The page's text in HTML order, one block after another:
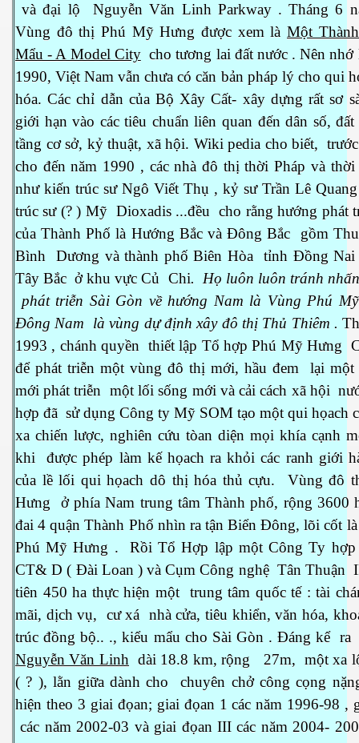
và đại lộ Nguyễn Văn Linh Parkway . Tháng 6
Vùng đô thị Phú Mỹ Hưng được xem là Một
Mẩu - A Model Citycho tương lai đất nước . Nên nhớ
1990, Việt Nam vẫn chưa có căn bản pháp lý cho qui
hóa. Các chỉ dẫn của Bộ Xây Cất- xây dựng rất sơ
giới hạn vào các tiêu chuẩn liên quan đến dân số,
tầng cơ sở, kỷ thuật, xã hội. Wiki pedia cho biết,
cho đến năm 1990 , các nhà đô thị thời Pháp và
như kiến trúc sư Ngô Viết Thụ , kỷ sư Trần Lê
trúc sư (? ) Mỹ Dioxadis ...đều cho rằng hướng phát
của Thành Phố là Hướng Bắc và Đông Bắc gồm
Bình Dương và thành phố Biên Hòa tỉnh Đồng
Tây Bắc ở khu vực Củ Chi. Họ luôn luôn tránh
phát triễn Sài Gòn về hướng Nam là Vùng Phú
Đông Nam là vùng dự định xây đô thị Thủ Thiêm .
1993 , chánh quyền thiết lập Tổ hợp Phú Mỹ Hưng
để phát triễn một vùng đô thị mới, hầu đem lại
mới phát triễn một lối sống mới và cải cách xã hội
hợp đã sử dụng Công ty Mỹ SOM tạo một qui họach
xa chiến lược, nghiên cứu tòan diện mọi khía cạnh
khi được phép làm kế họach ra khỏi các ranh giới
của lề lối qui họach dô thị hóa thủ cựu. Vùng đô
Hưng ở phía Nam trung tâm Thành phố, rộng 3600
đai 4 quận Thành Phố nhìn ra tận Biển Đông, lõi cốt
Phú Mỹ Hưng . Rồi Tổ Hợp lập một Công Ty hợp
CT& D ( Đài Loan ) và Cụm Công nghệ Tân Thuận
tiên 450 ha thực hiện một trung tâm quốc tế : tài
mãi, dịch vụ, cư xá nhà cửa, tiêu khiển, văn hóa,
trúc đồng bộ.. ., kiểu mẩu cho Sài Gòn . Đáng kể
Nguyễn Văn Linh dài 18.8 km, rộng 27m, một xa
( ? ), lằn giữa dành cho
chuyên chở công cọng
hiện theo 3 giai đọan; giai đọan 1 các năm 1996-98 ,
các năm 2002-03 và giai đọan III các năm 2004-